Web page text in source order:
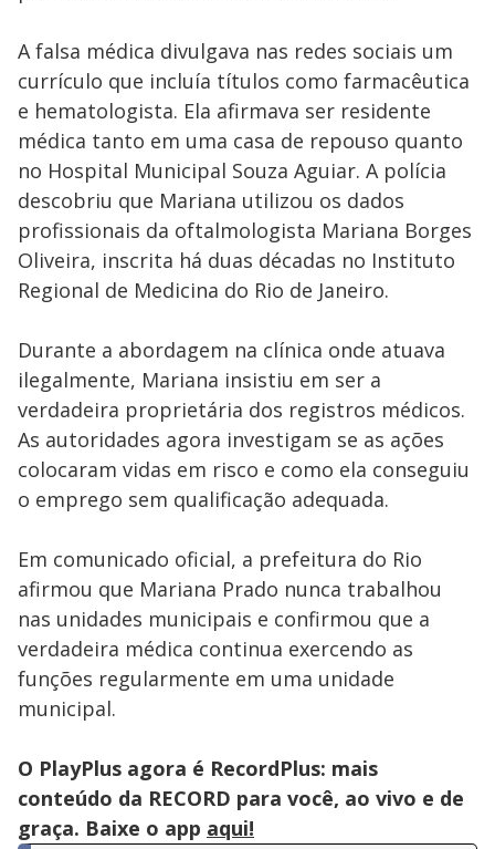
A falsa médica divulgava nas redes sociais um
currículo que incluía títulos como farmacêutica
e hematologista. Ela afirmava ser residente
médica tanto em uma casa de repouso quanto
no Hospital Municipal Souza Aguiar. A polícia
descobriu que Mariana utilizou os dados
profissionais da oftalmologista Mariana Borges
Oliveira, inscrita há duas décadas no Instituto
Regional de Medicina do Rio de Janeiro.
Durante a abordagem na clínica onde atuava
ilegalmente, Mariana insistiu em ser a
verdadeira proprietária dos registros médicos.
As autoridades agora investigam se as ações
colocaram vidas em risco e como ela conseguiu
o emprego sem qualificação adequada.
Em comunicado oficial, a prefeitura do Rio
afirmou que Mariana Prado nunca trabalhou
nas unidades municipais e confirmou que a
verdadeira médica continua exercendo as
funções regularmente em uma unidade
municipal.
O PlayPlus agora é RecordPlus: mais
conteúdo da RECORD para você, ao vivo e de
graça. Baixe o app aqui!